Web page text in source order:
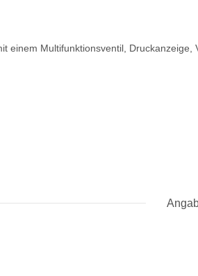
einem Multifunktionsventil,